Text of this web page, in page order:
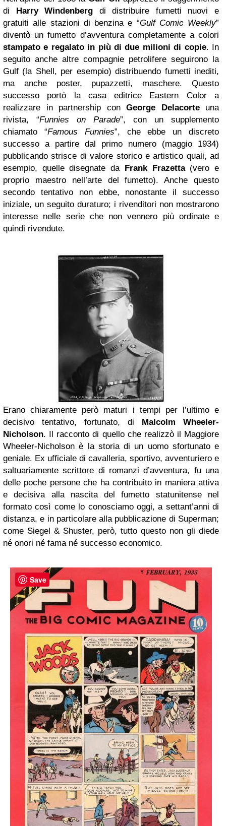
di Harry Windenberg di distribuire fumetti nuovi e
gratuiti alle stazioni di benzina e “Gulf Comic Weekly”
diventò un fumetto d’avventura completamente a colori
stampato e regalato in più di due milioni di copie. In
seguito anche altre compagnie petrolifere seguirono la
Gulf (la Shell, per esempio) distribuendo fumetti inediti,
ma anche poster, pupazzetti, maschere. Questo
successo portò la casa editrice Eastern Color a
realizzare in partnership con George Delacorteuna
rivista, “Funnies on Parade”, con un supplemento
chiamato “Famous Funnies”, che ebbe un discreto
successo a partire dal primo numero (maggio 1934)
pubblicando strisce di valore storico e artistico quali, ad
esempio, quelle disegnate da Frank Frazetta(vero e
proprio maestro nell’arte del fumetto). Anche questo
secondo tentativo non ebbe, nonostante il successo
iniziale, un seguito duraturo; i rivenditori non mostrarono
interesse nelle serie che non vennero più ordinate e
quindi rivendute.
Erano chiaramente però maturi i tempi per l’ultimo e
decisivo tentativo, fortunato, di Malcolm Wheeler-
Nicholson. Il racconto di quello che realizzò il Maggiore
Wheeler-Nicholson è la storia di un uomo sfortunato e
geniale. Ex ufficiale di cavalleria, sportivo, avventuriero e
saltuariamente scrittore di romanzi d’avventura, fu una
delle poche persone che ha contribuito in maniera attiva
e decisiva alla nascita del fumetto statunitense nel
formato così come lo conosciamo oggi, a settant’anni di
distanza, e in particolare alla pubblicazione di Superman;
come Siegel & Shuster, però, tutto questo non gli diede
né onori né fama né successo economico.
Save